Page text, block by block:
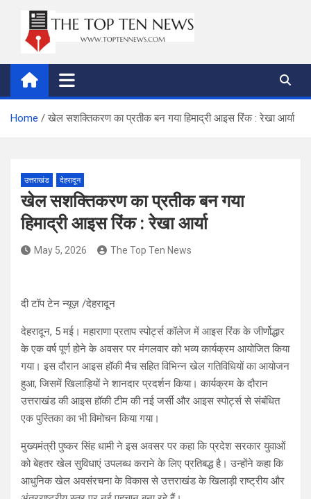
content
thetoptennews.com
Home खेल सशक्तिकरण का प्रतीक बन गया हिमाद्री आइस रिंक : रेखा आर्या
उत्तराखंड देहरादून
खेल सशक्तिकरण का प्रतीक बन गया
हिमाद्री आइस रिंक : रेखा आर्या
May 5, 2026 The Top Ten News
दी टॉप टेन न्यूज़ /देहरादून
देहरादून, 5 मई। महाराणा प्रताप स्पोर्ट्स कॉलेज में आइस रिंक के जीर्णोद्धार
के एक वर्ष पूर्ण होने के अवसर पर मंगलवार को भव्य कार्यक्रम आयोजित किया
गया। इस दौरान आइस हॉकी मैच सहित विभिन्न खेल गतिविधियों का आयोजन
हुआ, जिसमें खिलाड़ियों ने शानदार प्रदर्शन किया। कार्यक्रम के दौरान
उत्तराखंड की आइस हॉकी टीम की नई जर्सी और आइस स्पोर्ट्स से संबंधित
एक पुस्तिका का भी विमोचन किया गया।
मुख्यमंत्री पुष्कर सिंह धामी ने इस अवसर पर कहा कि प्रदेश सरकार युवाओं
को बेहतर खेल सुविधाएं उपलब्ध कराने के लिए प्रतिबद्ध है। उन्होंने कहा कि
आधुनिक खेल अवसंरचना के विकास से उत्तराखंड के खिलाड़ी राष्ट्रीय और